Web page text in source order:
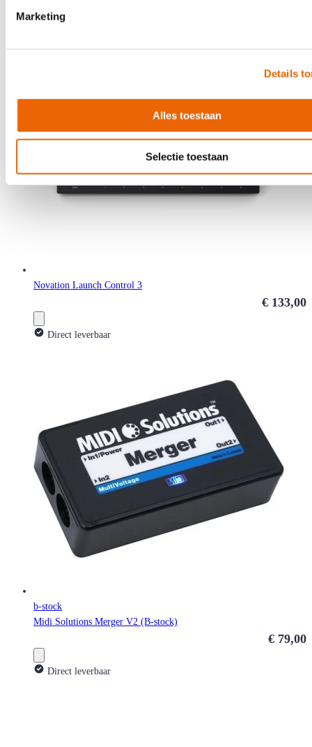
Marketing
Details
Alles toestaan
Selectie toestaan
Direct leverbaar
Novation Launch Control 3
€ 133,00
Direct leverbaar
b-stock
Midi Solutions Merger V2 (B-stock)
€ 79,00
Direct leverbaar